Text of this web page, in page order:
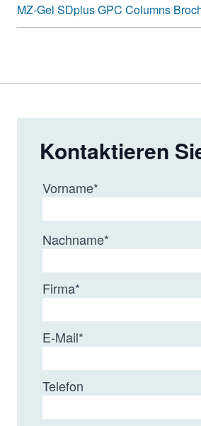
MZ-Gel SDplus GPC Columns
Kontaktieren
Vorname*
Nachname*
Firma*
E-Mail*
Telefon